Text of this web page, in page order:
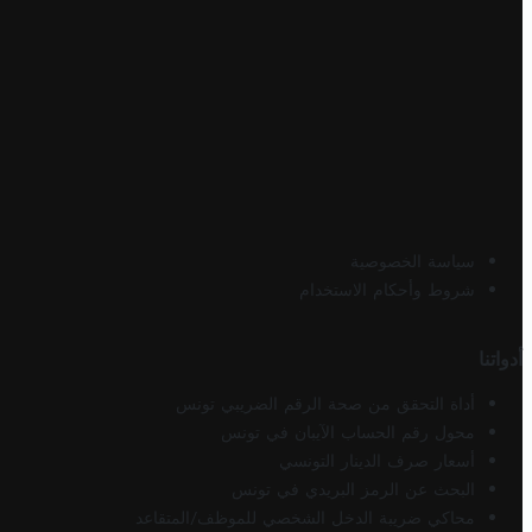
سياسة الخصوصية
شروط وأحكام الاستخدام
أدواتنا
أداة التحقق من صحة الرقم الضريبي تونس
محول رقم الحساب الآيبان في تونس
أسعار صرف الدينار التونسي
البحث عن الرمز البريدي في تونس
محاكي ضريبة الدخل الشخصي للموظف/المتقاعد